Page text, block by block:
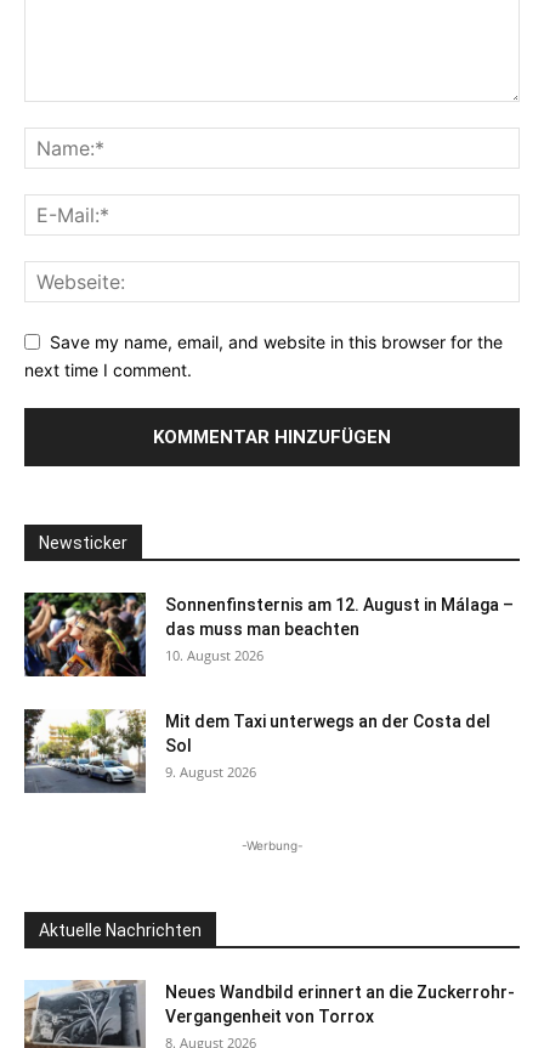
Save my name, email, and website in this browser for the
next time I comment.
Newsticker
Sonnenfinsternis am 12. August in Málaga –
das muss man beachten
10. August 2026
Mit dem Taxi unterwegs an der Costa del
Sol
9. August 2026
-Werbung-
Aktuelle Nachrichten
Neues Wandbild erinnert an die Zuckerrohr-
Vergangenheit von Torrox
8. August 2026